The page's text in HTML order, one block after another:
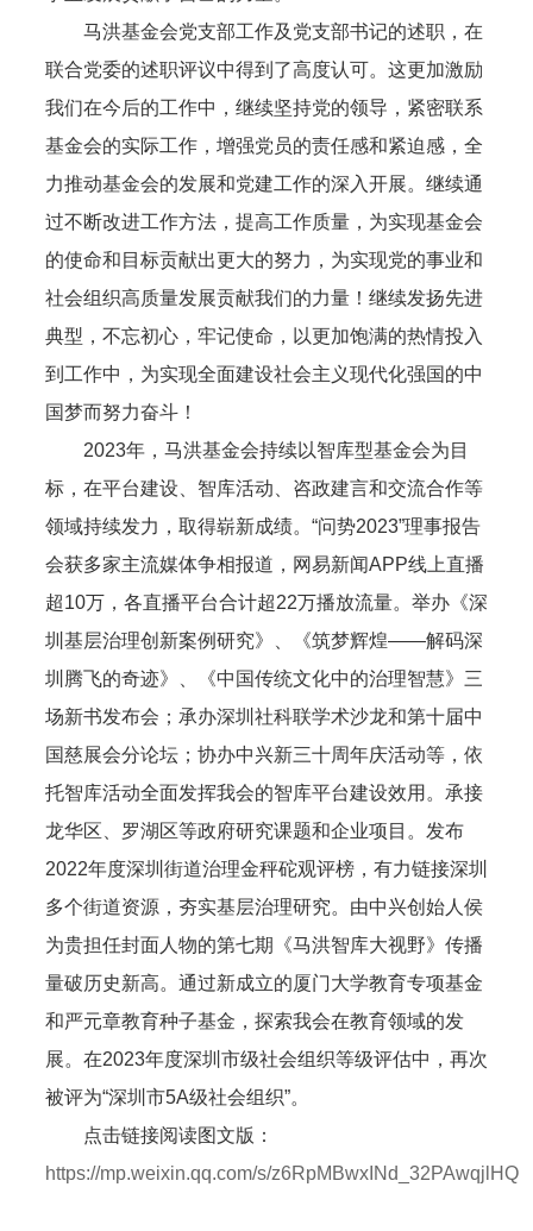
马洪基金会党支部工作及党支部书记的述职，在
联合党委的述职评议中得到了高度认可。这更加激励
我们在今后的工作中，继续坚持党的领导，紧密联系
基金会的实际工作，增强党员的责任感和紧迫感，全
力推动基金会的发展和党建工作的深入开展。继续通
过不断改进工作方法，提高工作质量，为实现基金会
的使命和目标贡献出更大的努力，为实现党的事业和
社会组织高质量发展贡献我们的力量！继续发扬先进
典型，不忘初心，牢记使命，以更加饱满的热情投入
到工作中，为实现全面建设社会主义现代化强国的中
国梦而努力奋斗！
2023年，马洪基金会持续以智库型基金会为目
标，在平台建设、智库活动、咨政建言和交流合作等
领域持续发力，取得崭新成绩。“问势2023”理事报告
会获多家主流媒体争相报道，网易新闻APP线上直播
超10万，各直播平台合计超22万播放流量。举办《深
圳基层治理创新案例研究》、《筑梦辉煌——解码深
圳腾飞的奇迹》、《中国传统文化中的治理智慧》三
场新书发布会；承办深圳社科联学术沙龙和第十届中
国慈展会分论坛；协办中兴新三十周年庆活动等，依
托智库活动全面发挥我会的智库平台建设效用。承接
龙华区、罗湖区等政府研究课题和企业项目。发布
2022年度深圳街道治理金秤砣观评榜，有力链接深圳
多个街道资源，夯实基层治理研究。由中兴创始人侯
为贵担任封面人物的第七期《马洪智库大视野》传播
量破历史新高。通过新成立的厦门大学教育专项基金
和严元章教育种子基金，探索我会在教育领域的发
展。在2023年度深圳市级社会组织等级评估中，再次
被评为“深圳市5A级社会组织”。
点击链接阅读图文版：
https://mp.weixin.qq.com/s/z6RpMBwxINd_32PAwqjlHQ